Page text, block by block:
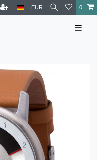
EUR 0
☰